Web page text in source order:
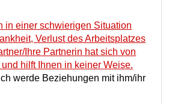
in einer schwierigen Situation
Verlust des Arbeitsplatzes
Ihre Partnerin hat sich von
und hilft Ihnen in keiner Weise.
Ich werde Beziehungen mit ihm/ihr